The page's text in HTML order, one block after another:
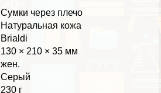
Сумки через плечо
Натуральная кожа
Brialdi
130 × 210 × 35 мм
жен.
Серый
230 г